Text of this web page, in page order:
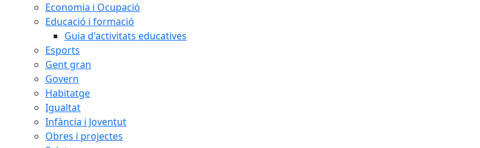
Economia i Ocupació
Educació i formació
Guia d'activitats educatives
Esports
Gent gran
Govern
Habitatge
Igualtat
Infància i Joventut
Obres i projectes